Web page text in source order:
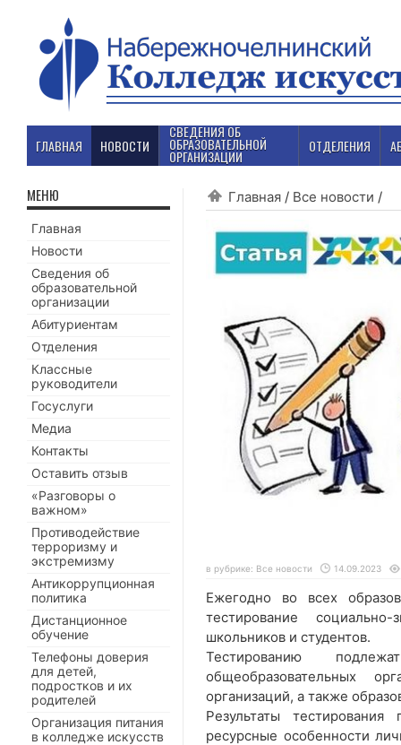
ГЛАВНАЯ НОВОСТИ
СВЕДЕНИЯ ОБ
ОБРАЗОВАТЕЛЬНОЙ
ОРГАНИЗАЦИИ
ОТДЕЛЕНИЯ
Главная / Все новости /
в рубрике: Все новости 14.09.2023
Ежегодно во всех
тестирование
школьников и студентов.
Тестированию
общеобразовательных
организаций, а также
Результаты
ресурсные особенности
МЕНЮ
Главная
Новости
Сведения об
образовательной
организации
Абитуриентам
Отделения
Классные
руководители
Госуслуги
Медиа
Контакты
Оставить отзыв
«Разговоры о
важном»
Противодействие
терроризму и
экстремизму
Антикоррупционная
политика
Дистанционное
обучение
Телефоны доверия
для детей,
подростков и их
родителей
Организация питания
в колледже искусств